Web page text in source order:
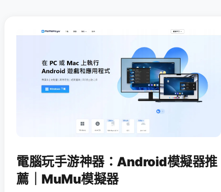
電腦玩手游神器：Android模擬器推
薦｜MuMu模擬器